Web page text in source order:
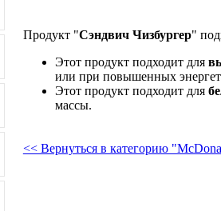
Продукт "Сэндвич Чизбургер"
Этот продукт подходит для
или при повышенных
Этот продукт подходит для
массы.
<< Вернуться в категорию